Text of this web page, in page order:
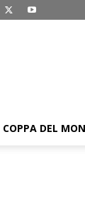
COPPA DEL